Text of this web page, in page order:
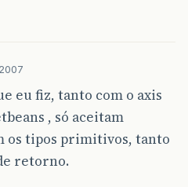
eu fiz, tanto com o axis
, só aceitam
os tipos primitivos, tanto
retorno.